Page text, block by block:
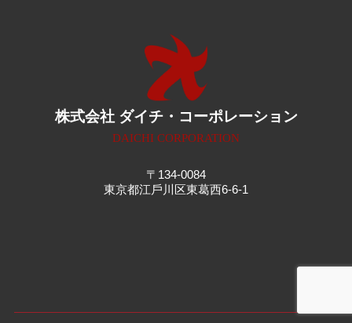
株式会社 ダイチ・コーポレーション
DAICHI CORPORATION
〒134-0084
東京都江⼾川区東葛⻄6-6-1